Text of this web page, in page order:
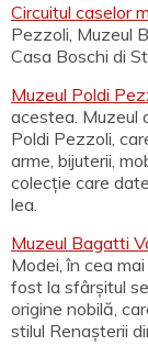
Circuitul caselor
Pezzoli, Muzeul
Casa Boschi di
Muzeul Poldi
acestea. Muzeul
Poldi Pezzoli,
arme, bijuterii,
colecție care
lea.
Muzeul Bagatti
Modei, în cea
fost la sfârșitul
origine nobilă,
stilul Renașterii